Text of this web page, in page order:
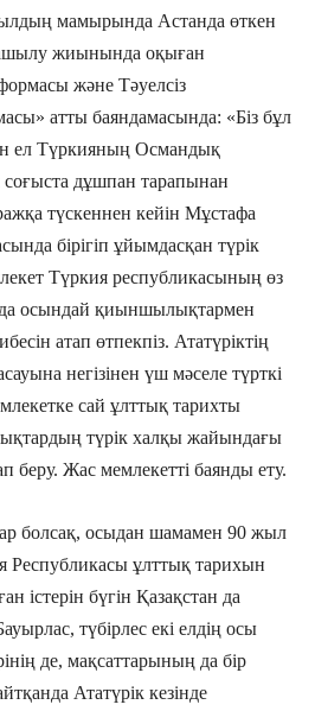
мамырында Астанда өткен
жиынында оқыған
және Тәуелсіз
атты баяндамасында: «Біз бұл
ел Түркияның Османдық
соғыста дұшпан тарапынан
түскеннен кейін Мұстафа
бірігіп ұйымдасқан түрік
Түркия республикасының өз
осындай қиыншылықтармен
атап өтпекпіз. Ататүріктің
негізінен үш мәселе түрткі
сай ұлттық тарихты
түрік халқы жайындағы
беру. Жас мемлекетті баянды ету.
болсақ, осыдан шамамен 90 жыл
Республикасы ұлттық тарихын
істерін бүгін Қазақстан да
түбірлес екі елдің осы
де, мақсаттарының да бір
Ататүрік кезінде